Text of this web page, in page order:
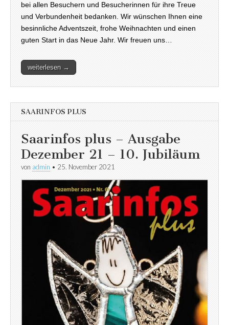
bei allen Besuchern und Besucherinnen für ihre Treue
und Verbundenheit bedanken. Wir wünschen Ihnen eine
besinnliche Adventszeit, frohe Weihnachten und einen
guten Start in das Neue Jahr. Wir freuen uns…
weiterlesen →
SAARINFOS PLUS
Saarinfos plus – Ausgabe
Dezember 21 – 10. Jubiläum
von admin • 25. November 2021